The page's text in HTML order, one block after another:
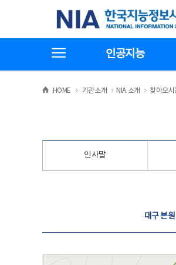
기
한국지능정보사회진흥원
인공지능
HOME >
기관소개 >NIA 소개 >
찾아오시
인사말
대구 본원